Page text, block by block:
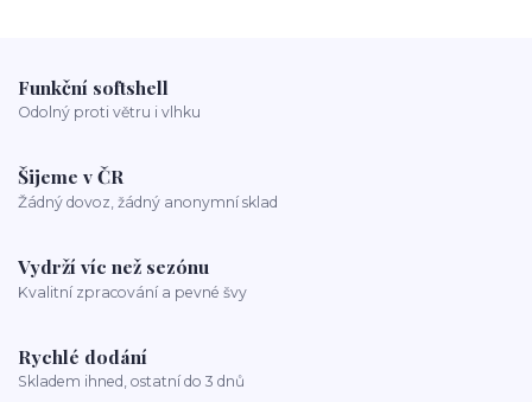
Funkční softshell
Odolný proti větru i vlhku
Šijeme v ČR
Žádný dovoz, žádný anonymní sklad
Vydrží víc než sezónu
Kvalitní zpracování a pevné švy
Rychlé dodání
Skladem ihned, ostatní do 3 dnů